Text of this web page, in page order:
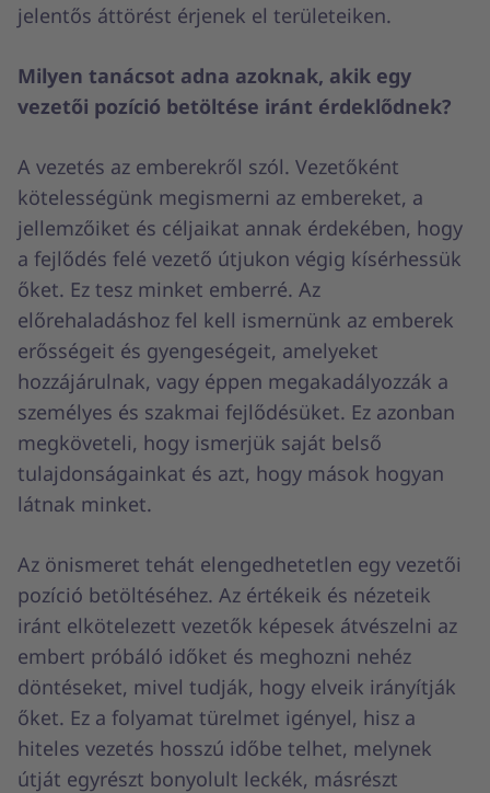
jelentős áttörést érjenek el területeiken.
Milyen tanácsot adna azoknak, akik egy
vezetői pozíció betöltése iránt érdeklődnek?
A vezetés az emberekről szól. Vezetőként
kötelességünk megismerni az embereket, a
jellemzőiket és céljaikat annak érdekében, hogy
a fejlődés felé vezető útjukon végig kísérhessük
őket. Ez tesz minket emberré. Az
előrehaladáshoz fel kell ismernünk az emberek
erősségeit és gyengeségeit, amelyeket
hozzájárulnak, vagy éppen megakadályozzák a
személyes és szakmai fejlődésüket. Ez azonban
megköveteli, hogy ismerjük saját belső
tulajdonságainkat és azt, hogy mások hogyan
látnak minket.
Az önismeret tehát elengedhetetlen egy vezetői
pozíció betöltéséhez. Az értékeik és nézeteik
iránt elkötelezett vezetők képesek átvészelni az
embert próbáló időket és meghozni nehéz
döntéseket, mivel tudják, hogy elveik irányítják
őket. Ez a folyamat türelmet igényel, hisz a
hiteles vezetés hosszú időbe telhet, melynek
útját egyrészt bonyolult leckék, másrészt